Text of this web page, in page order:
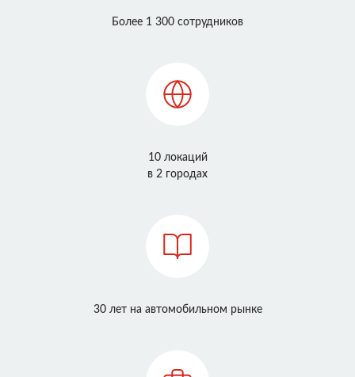
Более 1 300 сотрудников
10 локаций
в 2 городах
30 лет на автомобильном рынке